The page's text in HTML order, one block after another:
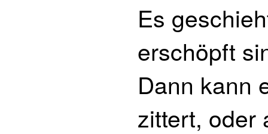
Es
erschöpft
Dann kann
zittert, oder